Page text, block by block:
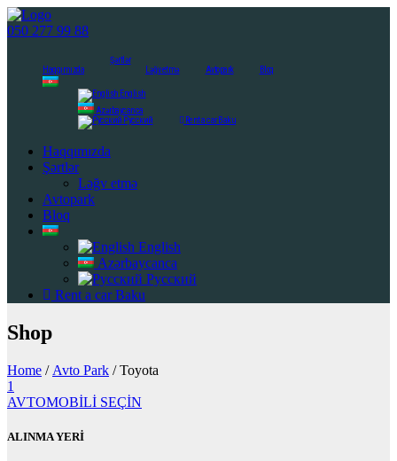
050 277 99 88
Haqqımızda
Şərtlər
Ləğv etmə
Avtopark Bloq
English
Azərbaycanca
Русский
Rent a car Baku
Haqqımızda
Şərtlər
Ləğv etmə
Avtopark
Bloq
English
Azərbaycanca
Русский
Rent a car Baku
Shop
Home / Avto Park / Toyota
1
AVTOMOBİLİ SEÇİN
ALINMA YERİ